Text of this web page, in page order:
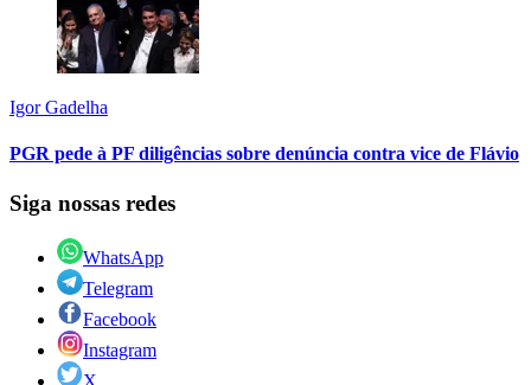
Igor Gadelha
PGR pede à PF diligências sobre denúncia contra vice de Flávio
Siga nossas redes
WhatsApp
Telegram
Facebook
Instagram